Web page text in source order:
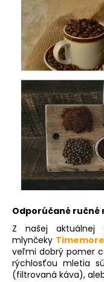
Odporúčané ručné
Z našej aktuálnej
mlynčeky
veľmi dobrý pomer
rýchlosťou mletia
(filtrovaná káva),